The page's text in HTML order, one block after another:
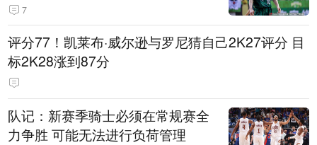
7
评分77！凯莱布·威尔逊与罗尼猜自己2K27评分 目
标2K28涨到87分
队记：新赛季骑士必须在常规赛全
力争胜 可能无法进行负荷管理